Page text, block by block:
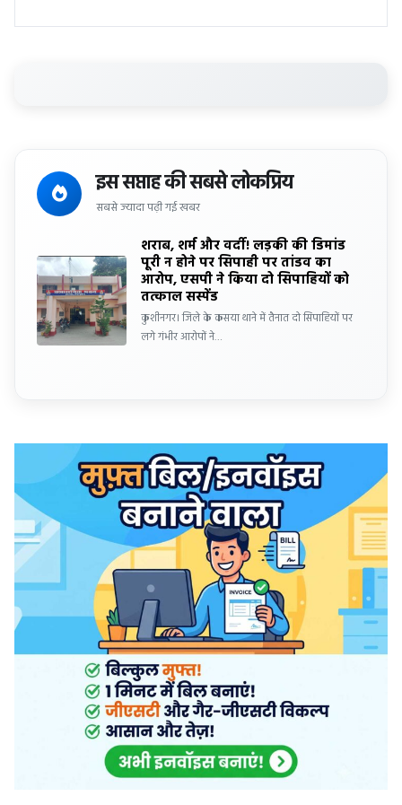
इस सप्ताह की सबसे लोकप्रिय
सबसे ज्यादा पढ़ी गई खबर
शराब, शर्म और वर्दी! लड़की की डिमांड
पूरी न होने पर सिपाही पर तांडव का
आरोप, एसपी ने किया दो सिपाहियों को
तत्काल सस्पेंड
कुशीनगर। जिले के कसया थाने में तैनात दो सिपाहियों पर
लगे गंभीर आरोपों ने…